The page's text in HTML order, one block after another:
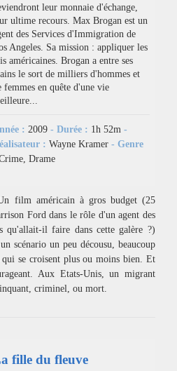
leur monnaie d'échange,
ultime recours. Max Brogan est un
des Services d'Immigration de
Angeles. Sa mission : appliquer les
américaines. Brogan a entre ses
le sort de milliers d'hommes et
femmes en quête d'une vie
: 2009- Durée : 1h 52m-
:Wayne Kramer- Genre
Drame
film américain à gros budget (25
Ford dans le rôle d'un agent des
qu'allait-il faire dans cette galère ?)
scénario un peu décousu, beaucoup
qui se croisent plus ou moins bien. Et
Aux Etats-Unis, un migrant
criminel, ou mort.
fille du fleuve